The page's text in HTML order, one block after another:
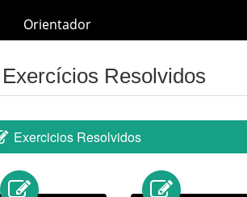
Orientador
Exercícios Resolvidos
Exercicios Resolvidos